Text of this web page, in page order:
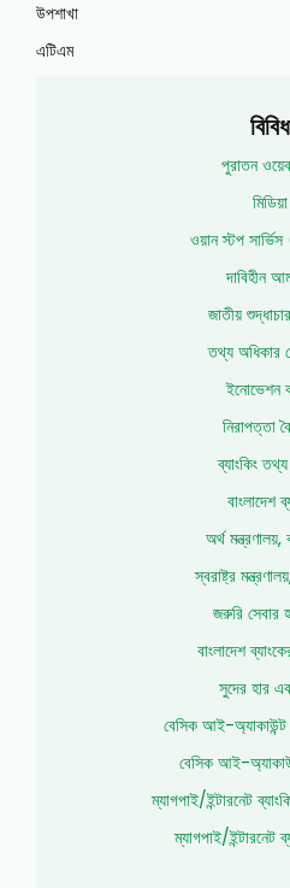
উপশাখা
এটিএম
বিবিধ
পুরাতন
মিডিয়া
ওয়ান স্টপ
দাবিহীন
জাতীয়
তথ্য অধিকার
ইনোভেশন
নিরাপত্তা
ব্যাংকিং
বাংলাদেশ
অর্থ মন্ত্রণালয়,
স্বরাষ্ট্র
জরুরি সেবার
বাংলাদেশ
সুদের হার
বেসিক আই-অ্যাকাউন্ট
বেসিক আই-
ম্যাগপাই/ইন্টারনেট
ম্যাগপাই/ইন্টারনেট